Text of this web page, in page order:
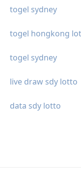
togel sydney
togel hongkong
togel sydney
live draw sdy lotto
data sdy lotto